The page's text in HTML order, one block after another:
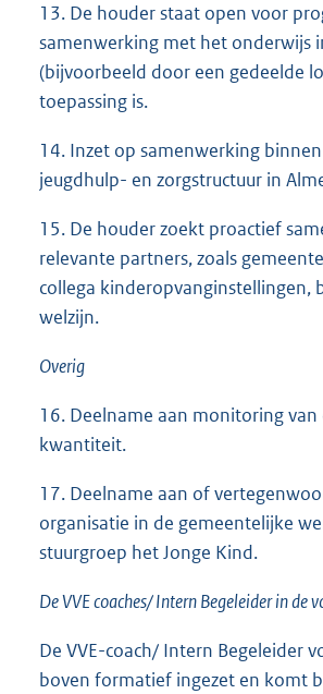
13. De houder staat open voor
samenwerking met het onderwijs
(bijvoorbeeld door een gedeelde
toepassing is.
14. Inzet op samenwerking
jeugdhulp- en zorgstructuur in
15. De houder zoekt proactief
relevante partners, zoals
collega kinderopvanginstellingen,
welzijn.
Overig
16. Deelname aan monitoring
kwantiteit.
17. Deelname aan of
organisatie in de gemeentelijke
stuurgroep het Jonge Kind.
De VVE coaches/ Intern Begeleider in de
De VVE-coach/ Intern Begeleider
boven formatief ingezet en komt